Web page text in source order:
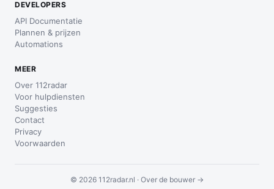
DEVELOPERS
API Documentatie
Plannen & prijzen
Automations
MEER
Over 112radar
Voor hulpdiensten
Suggesties
Contact
Privacy
Voorwaarden
© 2026 112radar.nl · Over de bouwer →